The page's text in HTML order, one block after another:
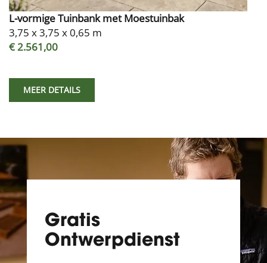
L-vormige Tuinbank met Moestuinbak
3,75 x 3,75 x 0,65 m
€ 2.561,00
MEER DETAILS
Gratis
Ontwerpdienst